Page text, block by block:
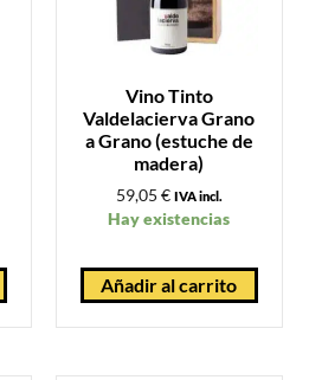
Vino Tinto
Valdelacierva Grano
a Grano (estuche de
madera)
59,05 € IVA incl.
Hay existencias
Añadir al carrito